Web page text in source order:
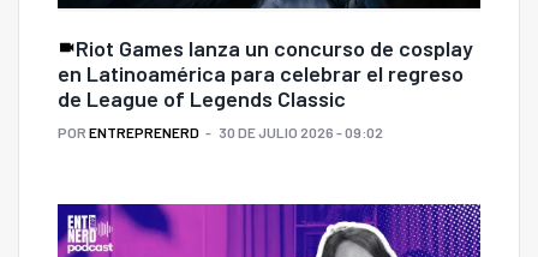
Riot Games lanza un concurso de cosplay
en Latinoamérica para celebrar el regreso
de League of Legends Classic
POR ENTREPRENERD 30 DE JULIO 2026 - 09:02